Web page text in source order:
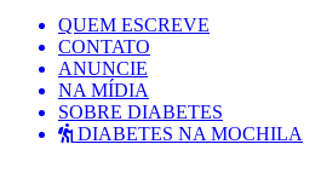
QUEM ESCREVE
CONTATO
ANUNCIE
NA MÍDIA
SOBRE DIABETES
DIABETES NA MOCHILA